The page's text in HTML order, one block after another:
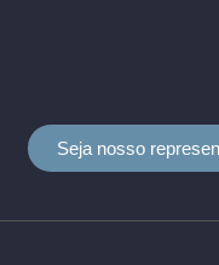
Seja nosso